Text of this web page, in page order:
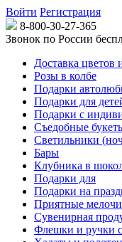
Войти Регистрация
8-800-30-27-365
Звонок по России
Доставка цветов
Розы в колбе
Подарки
Подарки для
Подарки с
Съедобные
Светильники
Бары
Клубника в
Подарки для
Подарки на
Приятные мелочи
Сувенирная
Флешки и ручки